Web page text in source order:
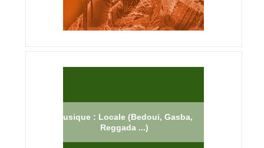
Musique : Locale (Bedoui, Gasba,
Reggada ...)